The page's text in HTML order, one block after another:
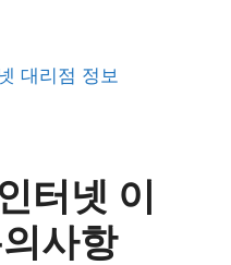
대리점 정보
터넷 이
사항